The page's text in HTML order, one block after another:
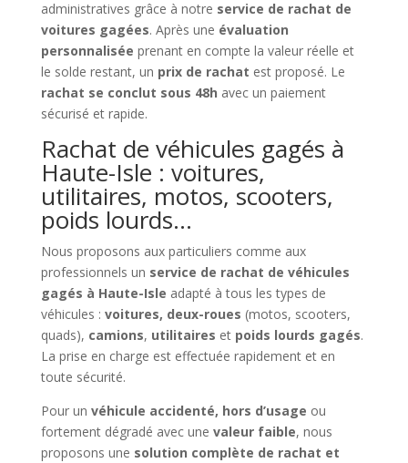
administratives grâce à notre service de rachat de
voitures gagées. Après une évaluation
personnalisée prenant en compte la valeur réelle et
le solde restant, un prix de rachat est proposé. Le
rachat se conclut sous 48h avec un paiement
sécurisé et rapide.
Rachat de véhicules gagés à
Haute-Isle : voitures,
utilitaires, motos, scooters,
poids lourds…
Nous proposons aux particuliers comme aux
professionnels un service de rachat de véhicules
gagés à Haute-Isle adapté à tous les types de
véhicules : voitures, deux-roues (motos, scooters,
quads), camions, utilitaires et poids lourds gagés.
La prise en charge est effectuée rapidement et en
toute sécurité.
Pour un véhicule accidenté, hors d’usage ou
fortement dégradé avec une valeur faible, nous
proposons une solution complète de rachat et